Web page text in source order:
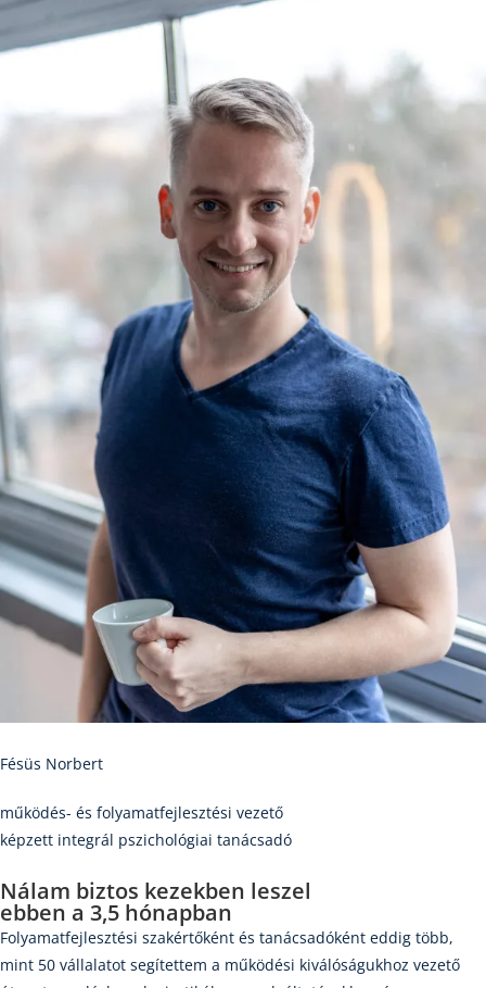
Fésüs Norbert
működés- és folyamatfejlesztési vezető
képzett integrál pszichológiai tanácsadó
Nálam biztos kezekben leszel
ebben a 3,5 hónapban
Folyamatfejlesztési szakértőként és tanácsadóként eddig több,
mint 50 vállalatot segítettem a működési kiválóságukhoz vezető